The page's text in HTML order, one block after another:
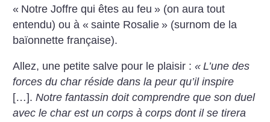
« Notre Joffre qui êtes au feu » (on aura tout
entendu) ou à « sainte Rosalie » (surnom de la
baïonnette française).
Allez, une petite salve pour le plaisir :« L’une des
forces du char réside dans la peur qu’il inspire
[…]. Notre fantassin doit comprendre que son duel
avec le char est un corps à corps dont il se tirera